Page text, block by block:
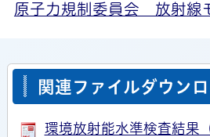
原子力規制委員会 放射線
関連ファイルダウン
環境放射能水準検査結果